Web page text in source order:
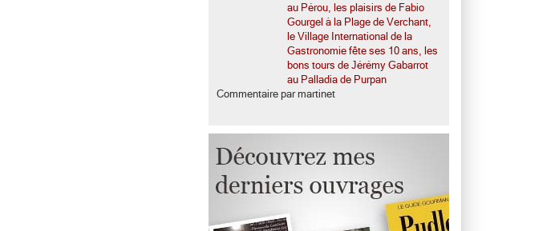
au Pérou, les plaisirs de Fabio
Gourgel à la Plage de Verchant,
le Village International de la
Gastronomie fête ses 10 ans, les
bons tours de Jérémy Gabarrot
au Palladia de Purpan
Commentaire par martinet